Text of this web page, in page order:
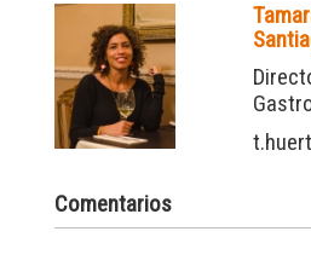
Comentarios